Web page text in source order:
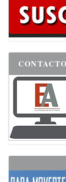
CONTACTO